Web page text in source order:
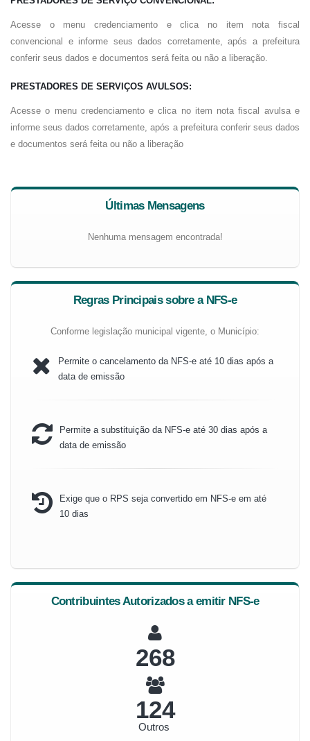
Acesse o menu credenciamento e clica no item nota fiscal
convencional e informe seus dados corretamente, após a prefeitura
conferir seus dados e documentos será feita ou não a liberação.
PRESTADORES DE SERVIÇOS AVULSOS:
Acesse o menu credenciamento e clica no item nota fiscal avulsa e
informe seus dados corretamente, após a prefeitura conferir seus dados
e documentos será feita ou não a liberação
Últimas Mensagens
Nenhuma mensagem encontrada!
Regras Principais sobre a NFS-e
Conforme legislação municipal vigente, o Município:
Permite o cancelamento da NFS-e até 10 dias após a
data de emissão
Permite a substituição da NFS-e até 30 dias após a
data de emissão
Exige que o RPS seja convertido em NFS-e em até
10 dias
Contribuintes Autorizados a emitir NFS-e
287
133
Outros